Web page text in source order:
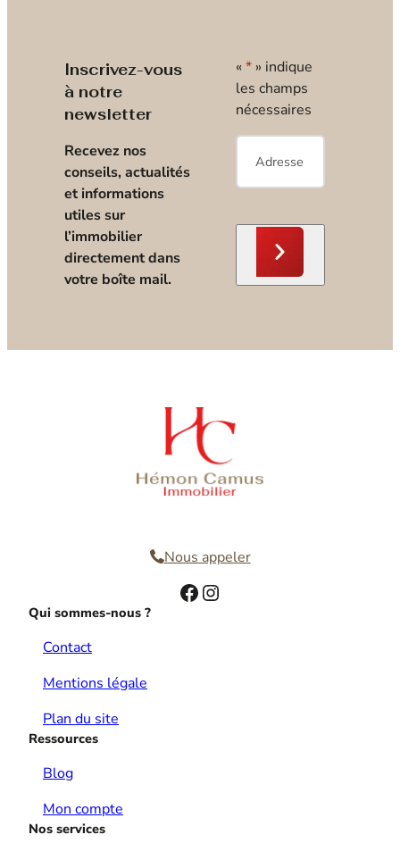
Inscrivez-vous
à notre
newsletter
Recevez nos
conseils, actualités
et informations
utiles sur
l’immobilier
directement dans
votre boîte mail.
« * » indique
les champs
nécessaires
E-
mail*
Nous appeler
Facebook Instagram
Qui sommes-nous ?
Contact
Mentions légale
Plan du site
Ressources
Blog
Mon compte
Nos services